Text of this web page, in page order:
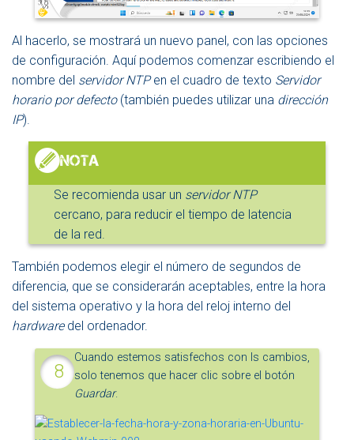
Al hacerlo, se mostrará un nuevo panel, con las opciones
de configuración. Aquí podemos comenzar escribiendo el
nombre del servidor NTPen el cuadro de texto Servidor
horario por defecto(también puedes utilizar una dirección
IP).
Se recomienda usar un servidor NTP
cercano, para reducir el tiempo de latencia
de la red.
También podemos elegir el número de segundos de
diferencia, que se considerarán aceptables, entre la hora
del sistema operativo y la hora del reloj interno del
hardwaredel ordenador.
Cuando estemos satisfechos con ls cambios,
solo tenemos que hacer clic sobre el botón
Guardar.